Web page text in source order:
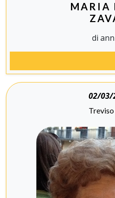
MARIA
di
02/03/